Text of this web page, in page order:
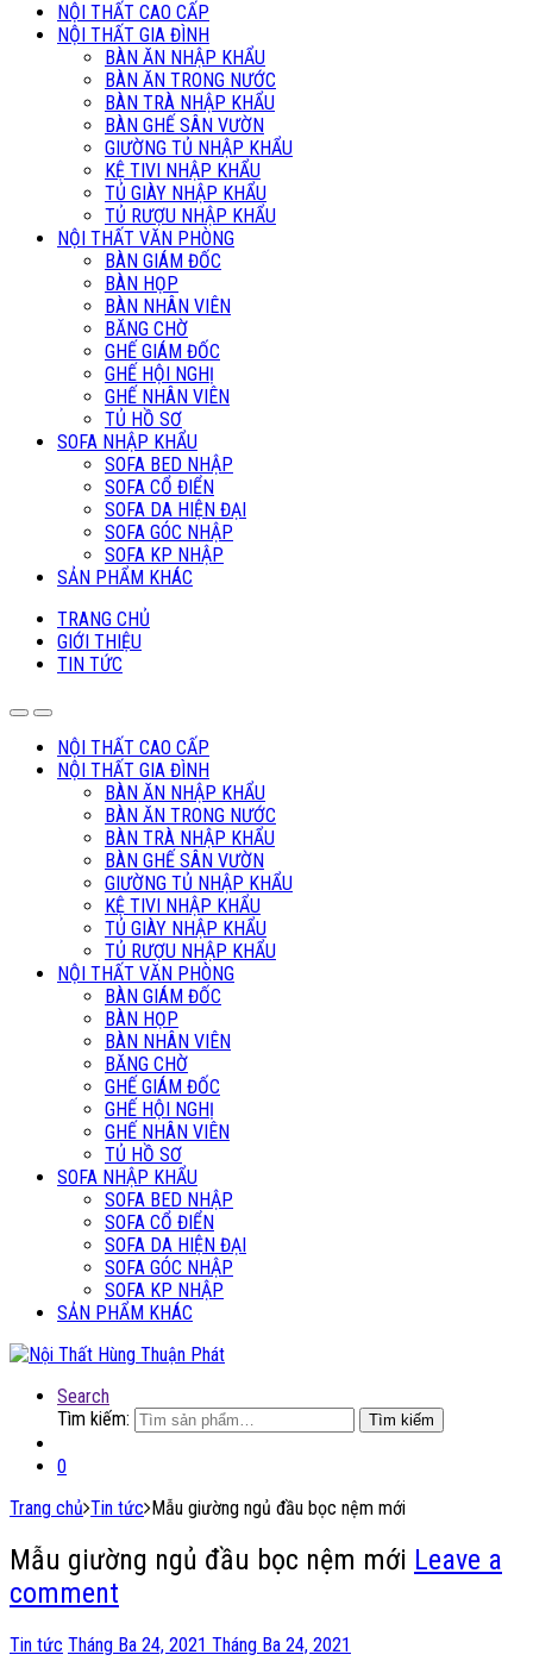
NỘI THẤT CAO CẤP
NỘI THẤT GIA ĐÌNH
BÀN ĂN NHẬP KHẨU
BÀN ĂN TRONG NƯỚC
BÀN TRÀ NHẬP KHẨU
BÀN GHẾ SÂN VƯỜN
GIƯỜNG TỦ NHẬP KHẨU
KỆ TIVI NHẬP KHẨU
TỦ GIÀY NHẬP KHẨU
TỦ RƯỢU NHẬP KHẨU
NỘI THẤT VĂN PHÒNG
BÀN GIÁM ĐỐC
BÀN HỌP
BÀN NHÂN VIÊN
BĂNG CHỜ
GHẾ GIÁM ĐỐC
GHẾ HỘI NGHỊ
GHẾ NHÂN VIÊN
TỦ HỒ SƠ
SOFA NHẬP KHẨU
SOFA BED NHẬP
SOFA CỔ ĐIỂN
SOFA DA HIỆN ĐẠI
SOFA GÓC NHẬP
SOFA KP NHẬP
SẢN PHẨM KHÁC
TRANG CHỦ
GIỚI THIỆU
TIN TỨC
NỘI THẤT CAO CẤP
NỘI THẤT GIA ĐÌNH
BÀN ĂN NHẬP KHẨU
BÀN ĂN TRONG NƯỚC
BÀN TRÀ NHẬP KHẨU
BÀN GHẾ SÂN VƯỜN
GIƯỜNG TỦ NHẬP KHẨU
KỆ TIVI NHẬP KHẨU
TỦ GIÀY NHẬP KHẨU
TỦ RƯỢU NHẬP KHẨU
NỘI THẤT VĂN PHÒNG
BÀN GIÁM ĐỐC
BÀN HỌP
BÀN NHÂN VIÊN
BĂNG CHỜ
GHẾ GIÁM ĐỐC
GHẾ HỘI NGHỊ
GHẾ NHÂN VIÊN
TỦ HỒ SƠ
SOFA NHẬP KHẨU
SOFA BED NHẬP
SOFA CỔ ĐIỂN
SOFA DA HIỆN ĐẠI
SOFA GÓC NHẬP
SOFA KP NHẬP
SẢN PHẨM KHÁC
Search
Tìm kiếm:
Tìm kiếm
0
Trang chủ Tin tức Mẫu giường ngủ đầu bọc nệm mới
Mẫu giường ngủ đầu bọc nệm mới Leave a
comment
Tin tức Tháng Ba 24, 2021 Tháng Ba 24, 2021